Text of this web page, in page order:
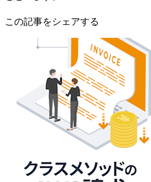
この記事をシェアする